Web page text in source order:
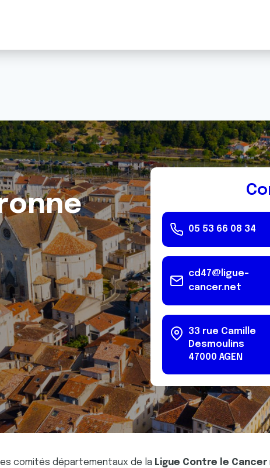
05 53 66 08 34
cd47@ligue-
cancer.net
33 rue Camille
Desmoulins
47000 AGEN
comités départementaux de la Ligue Contre le Cancer